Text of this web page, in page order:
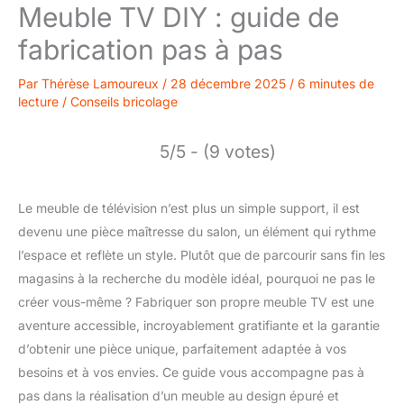
Meuble TV DIY : guide de
fabrication pas à pas
Par Thérèse Lamoureux / 28 décembre 2025 / 6 minutes de
lecture / Conseils bricolage
5/5 - (9 votes)
Le meuble de télévision n’est plus un simple support, il est
devenu une pièce maîtresse du salon, un élément qui rythme
l’espace et reflète un style. Plutôt que de parcourir sans fin les
magasins à la recherche du modèle idéal, pourquoi ne pas le
créer vous-même ? Fabriquer son propre meuble TV est une
aventure accessible, incroyablement gratifiante et la garantie
d’obtenir une pièce unique, parfaitement adaptée à vos
besoins et à vos envies. Ce guide vous accompagne pas à
pas dans la réalisation d’un meuble au design épuré et